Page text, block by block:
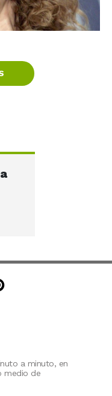
(Twitter)
TikTok
Minuto30 en
en LinkedIn
Minuto30 en
a minuto, en
medio de